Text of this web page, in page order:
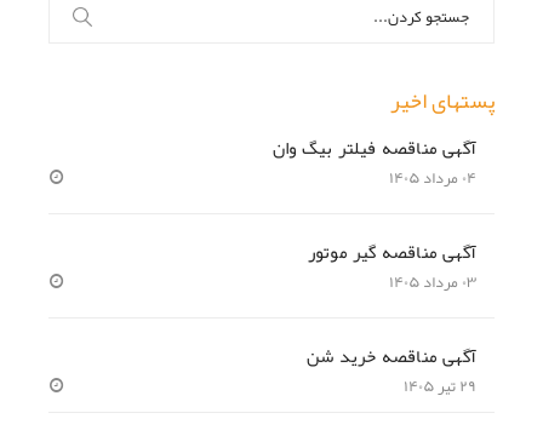
برای:
پستهای اخیر
آگهی مناقصه فیلتر بیگ وان
۰۴ مرداد ۱۴۰۵
آگهی مناقصه گیر موتور
۰۳ مرداد ۱۴۰۵
آگهی مناقصه خرید شن
۲۹ تیر ۱۴۰۵